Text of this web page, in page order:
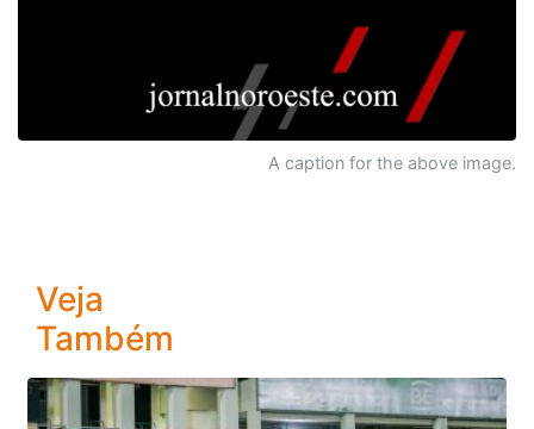
A caption for the above image.
Veja
Também